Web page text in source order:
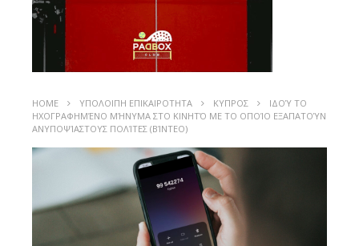
HOME ΥΠΟΛΟΙΠΗ ΕΠΙΚΑΙΡΟΤΗΤΑ ΚΥΠΡΟΣ
ΙΔΟΎ ΤΟ
ΗΧΟΓΡΑΦΗΜΈΝΟ ΜΉΝΥΜΑ ΣΤΟ ΚΙΝΗΤΌ ΜΕ ΤΟ ΟΠΟΊΟ ΕΞΑΠΑΤΟΎΝ
ΑΝΥΠΟΨΊΑΣΤΟΥΣ ΠΟΛΊΤΕΣ (ΒΊΝΤΕΟ)